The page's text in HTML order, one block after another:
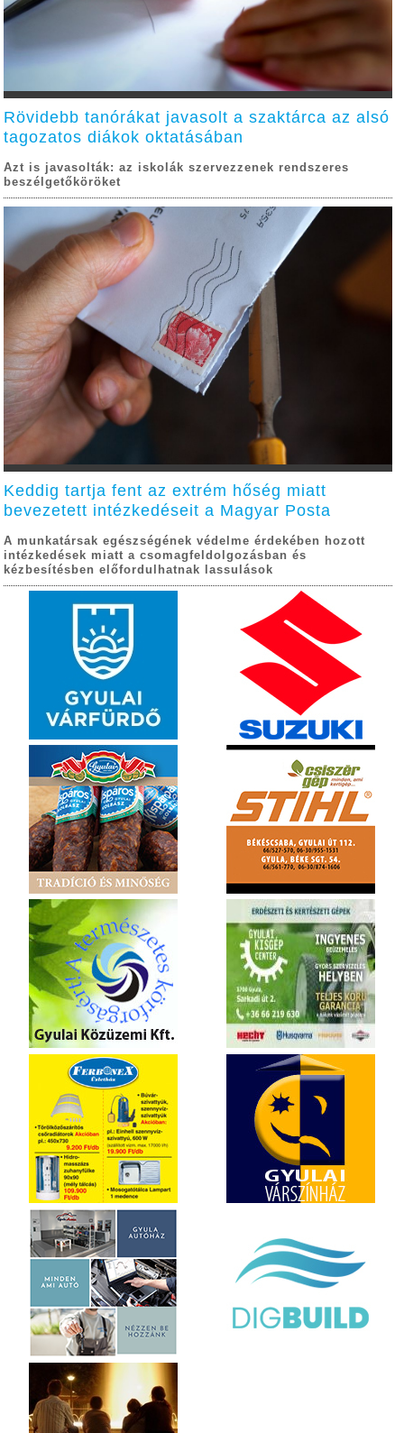
Rövidebb tanórákat javasolt a szaktárca az alsó
tagozatos diákok oktatásában
Azt is javasolták: az iskolák szervezzenek rendszeres
beszélgetőköröket
Keddig tartja fent az extrém hőség miatt
bevezetett intézkedéseit a Magyar Posta
A munkatársak egészségének védelme érdekében hozott
intézkedések miatt a csomagfeldolgozásban és
kézbesítésben előfordulhatnak lassulások